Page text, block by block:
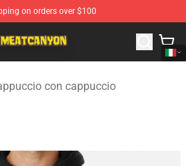
on orders over $100
- Official MeatCanyon Merchandise
con cappuccio